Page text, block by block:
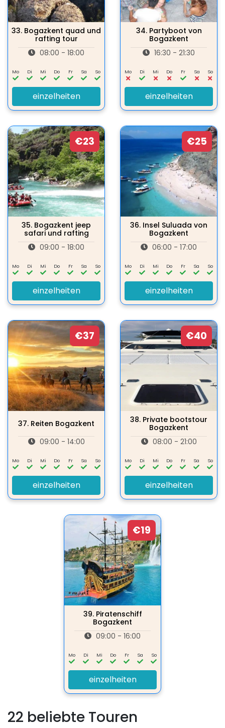
33. Bogazkent quad und
rafting tour
08:00 - 18:00
Mo Di Mi Do Fr Sa So
einzelheiten
34. Partyboot von
Bogazkent
16:30 - 21:30
Mo Di Mi Do Fr Sa So
einzelheiten
€23
35. Bogazkent jeep
safari und rafting
09:00 - 18:00
Mo Di Mi Do Fr Sa So
einzelheiten
€25
36. Insel Suluada von
Bogazkent
06:00 - 17:00
Mo Di Mi Do Fr Sa So
einzelheiten
€37
37. Reiten Bogazkent
09:00 - 14:00
Mo Di Mi Do Fr Sa So
einzelheiten
€40
38. Private bootstour
Bogazkent
08:00 - 21:00
Mo Di Mi Do Fr Sa So
einzelheiten
€19
39. Piratenschiff
Bogazkent
09:00 - 16:00
Mo Di Mi Do Fr Sa So
einzelheiten
22 beliebte Touren